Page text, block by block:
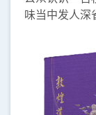
味当中发人深